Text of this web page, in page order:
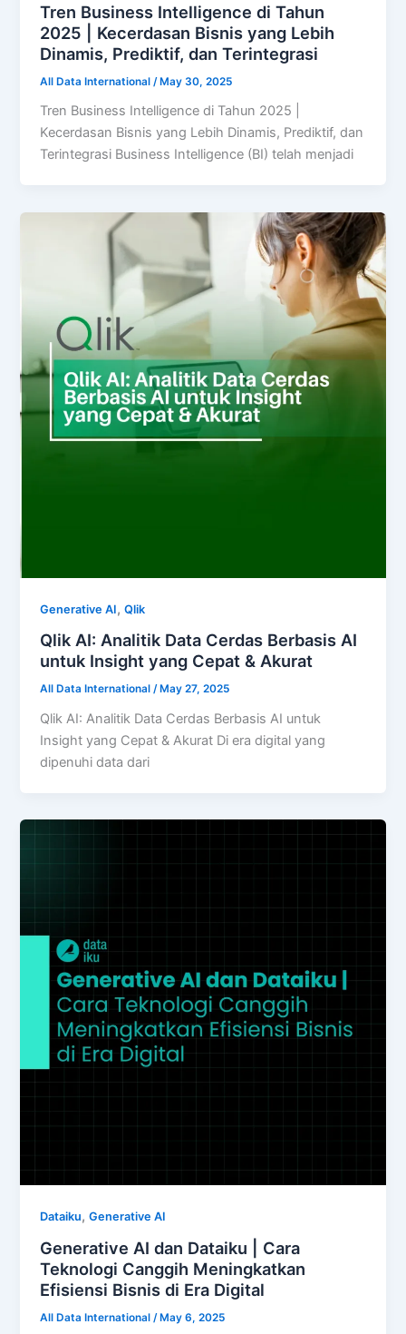
Tren Business Intelligence di Tahun
2025 | Kecerdasan Bisnis yang Lebih
Dinamis, Prediktif, dan Terintegrasi
All Data International /May 30, 2025
Tren Business Intelligence di Tahun 2025 |
Kecerdasan Bisnis yang Lebih Dinamis, Prediktif, dan
Terintegrasi Business Intelligence (BI) telah menjadi
Generative AI,Qlik
Qlik AI: Analitik Data Cerdas Berbasis AI
untuk Insight yang Cepat & Akurat
All Data International/ May 27, 2025
Qlik AI: Analitik Data Cerdas Berbasis AI untuk
Insight yang Cepat & Akurat Di era digital yang
dipenuhi data dari
Dataiku,Generative AI
Generative AI dan Dataiku | Cara
Teknologi Canggih Meningkatkan
Efisiensi Bisnis di Era Digital
All Data International /May 6, 2025